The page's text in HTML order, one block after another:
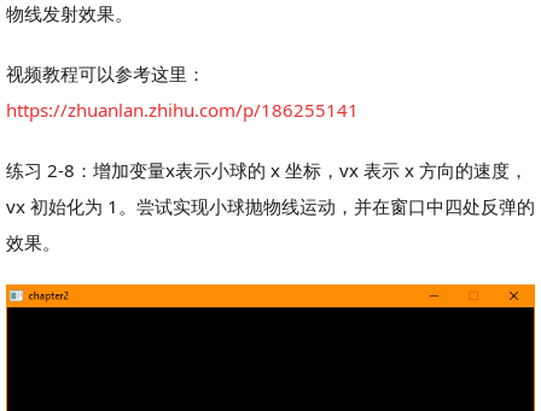
物线发射效果。
视频教程可以参考这里：
https://zhuanlan.zhihu.com/p/186255141
练习 2-8：增加变量x表示小球的 x 坐标，vx 表示 x 方向的速度，
vx 初始化为 1。尝试实现小球抛物线运动，并在窗口中四处反弹的
效果。